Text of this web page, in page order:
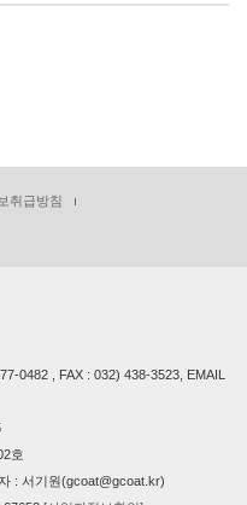
취급방침
0482 , FAX : 032) 438-3523, EMAIL
호
: 서기원(gcoat@gcoat.kr)